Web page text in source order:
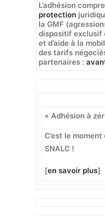
L’adhésion
protection
la GMF
dispositif exclusif
et d’aide à la
des tarifs
partenaires :
« Adhésion à
C’est le
SNALC !
[en savoir plus]